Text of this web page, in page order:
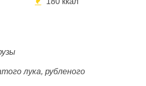
лука, рубленого